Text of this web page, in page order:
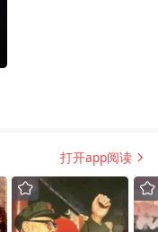
打开app阅读